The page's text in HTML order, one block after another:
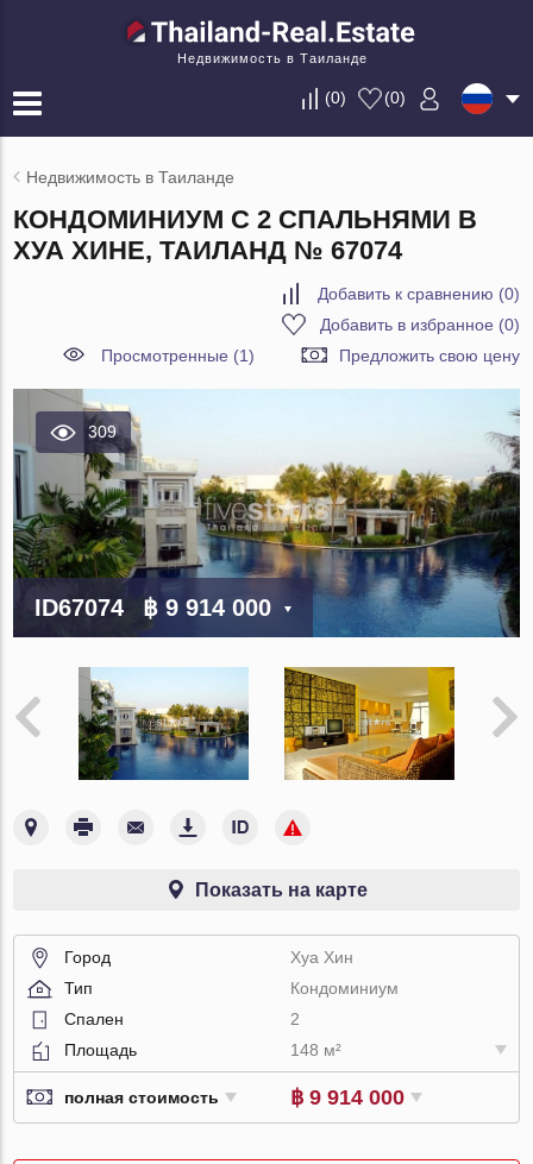
Недвижимость в Таиланде
(0) (0)
Недвижимость в Таиланде
КОНДОМИНИУМ С 2 СПАЛЬНЯМИ В
ХУА ХИНЕ, ТАИЛАНД № 67074
Добавить к сравнению (0)
Добавить в избранное (0)
Просмотренные (1)
Предложить свою цену
309
ID67074 ฿ 9 914 000
Показать на карте
Город
Хуа Хин
Тип
Кондоминиум
Спален
2
Площадь
148 м²
полная стоимость ฿ 9 914 000